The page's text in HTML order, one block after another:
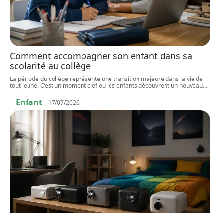
Comment accompagner son enfant dans sa
scolarité au collège
La période du collège représente une transition majeure dans la vie de
tout jeune. C’est un moment clef où les enfants découvrent un nouveau…
Enfant 17/07/2026